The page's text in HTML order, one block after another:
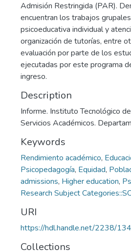
Admisión Restringida (PAR).
encuentran los trabajos
psicoeducativa individual y
organización de tutorías, entre
evaluación por parte de los
ejecutadas por este programa
ingreso.
Description
Informe. Instituto Tecnológico
Servicios Académicos.
Keywords
Rendimiento académico,
Psicopedagogía, Equidad,
admissions, Higher education,
Research Subject
URI
https://hdl.handle.net/2238/
Collections